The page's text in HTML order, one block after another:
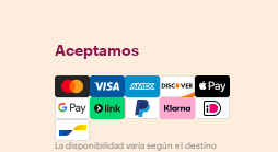
Aceptamos
Mastercard, Visa, Amex,
La disponibilidad varía según el destino